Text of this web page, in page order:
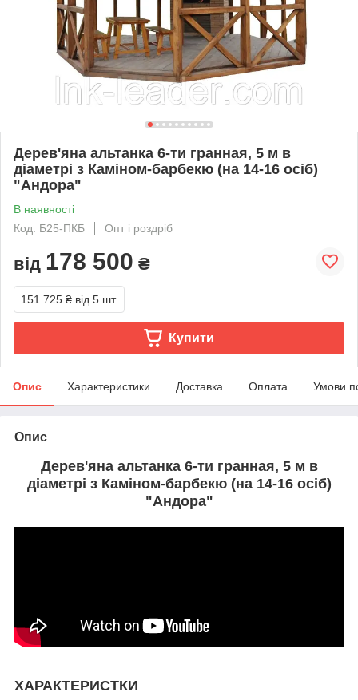
Дерев'яна альтанка 6-ти гранная, 5 м в
діаметрі з Каміном-барбекю (на 14-16 осіб)
"Андора"
В наявності
Код: Б25-ПКБ
Опт і роздріб
від 178 500 ₴
151 725 ₴ від 5 шт.
Купити
Опис Характеристики Доставка Оплата Умови
Опис
Дерев'яна альтанка 6-ти гранная, 5 м в
діаметрі з Каміном-барбекю (на 14-16 осіб)
"Андора"
ХАРАКТЕРИСТКИ